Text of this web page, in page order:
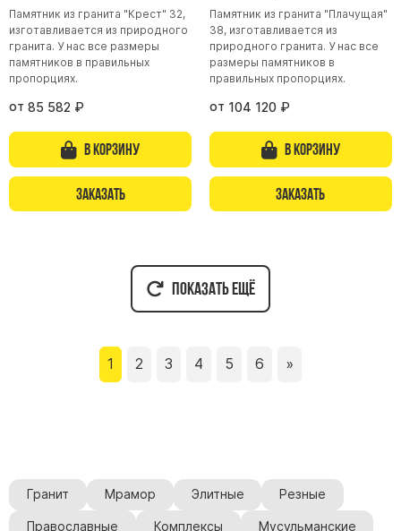
Памятник из гранита "Крест" 32,
изготавливается из природного
гранита. У нас все размеры
памятников в правильных
пропорциях.
от 85 582 ₽
В корзину
Заказать
Памятник из гранита "Плачущая"
38, изготавливается из
природного гранита. У нас все
размеры памятников в
правильных пропорциях.
от 104 120 ₽
В корзину
Заказать
Показать ещё
1 2 3 4 5 6 »
Гранит Мрамор Элитные Резные
Православные Комплексы Мусульманские